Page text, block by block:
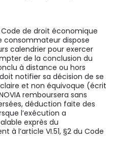
de droit économique
consommateur dispose
calendrier pour exercer
de la conclusion du
à distance ou hors
notifier sa décision de se
et non équivoque (écrit
remboursera sans
déduction faite des
l’exécution a
exprès du
l’article VI.51, §2 du Code